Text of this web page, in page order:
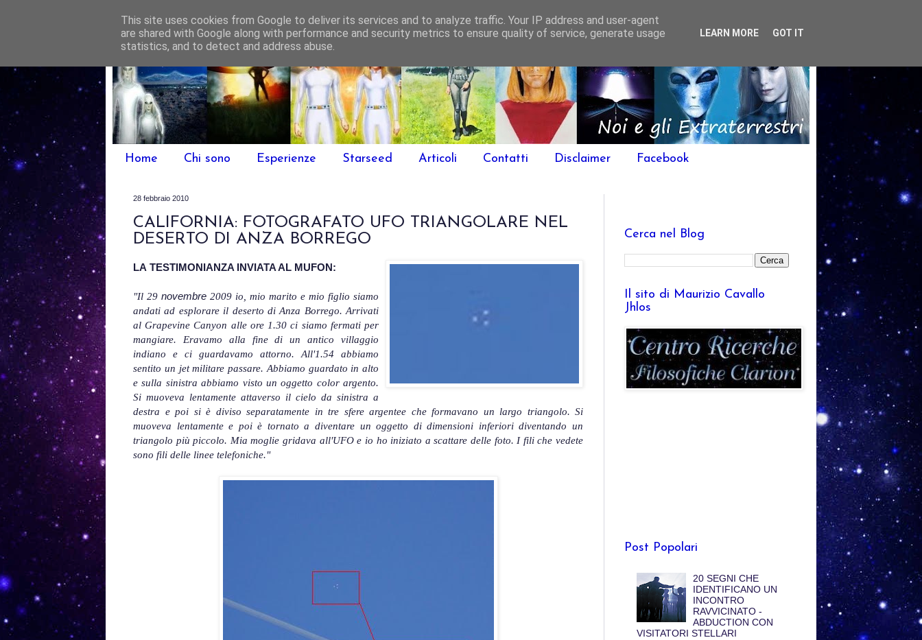
Home Chi sono Esperienze Starseed Articoli Contatti Disclaimer Facebook
28 febbraio 2010
CALIFORNIA: FOTOGRAFATO UFO TRIANGOLARE NEL
DESERTO DI ANZA BORREGO
LA TESTIMONIANZA INVIATA AL MUFON:
"Il 29 novembre 2009 io, mio marito e mio figlio siamo
andati ad esplorare il deserto di Anza Borrego. Arrivati
al Grapevine Canyon alle ore 1.30 ci siamo fermati per
mangiare. Eravamo alla fine di un antico villaggio
indiano e ci guardavamo attorno. All'1.54 abbiamo
sentito un jet militare passare. Abbiamo guardato in alto
e sulla sinistra abbiamo visto un oggetto color argento.
Si muoveva lentamente attaverso il cielo da sinistra a
destra e poi si è diviso separatamente in tre sfere argentee che formavano un largo triangolo. Si
muoveva lentamente e poi è tornato a diventare un oggetto di dimensioni inferiori diventando un
triangolo più piccolo. Mia moglie gridava all'UFO e io ho iniziato a scattare delle foto. I fili che vedete
sono fili delle linee telefoniche."
Cerca nel Blog
Il sito di Maurizio Cavallo
Jhlos
Post Popolari
20 SEGNI CHE
IDENTIFICANO UN
INCONTRO
RAVVICINATO -
ABDUCTION CON
VISITATORI STELLARI
This site uses cookies from Google to deliver its services and to analyze traffic. Your IP address and user-agent
are shared with Google along with performance and security metrics to ensure quality of service, generate usage
statistics, and to detect and address abuse.
LEARN MORE GOT IT